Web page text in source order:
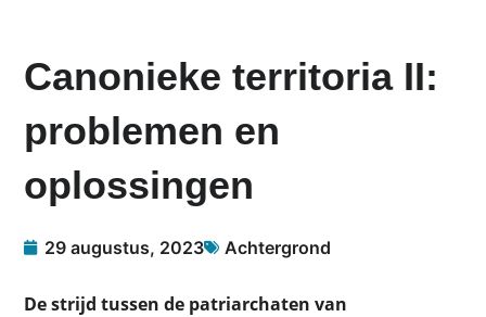
Canonieke territoria II:
problemen en
oplossingen
29 augustus, 2023 Achtergrond
De strijd tussen de patriarchaten van